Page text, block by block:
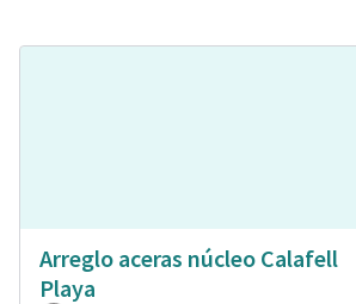
Arreglo aceras núcleo Calafell
Playa